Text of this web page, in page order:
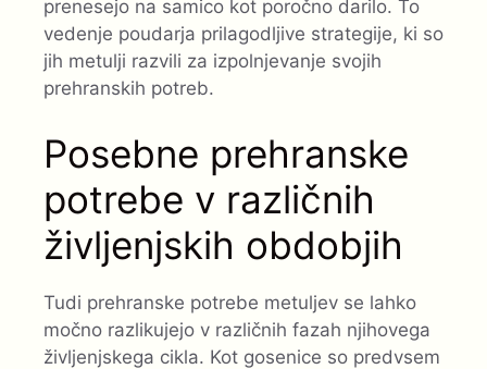
prenesejo na samico kot poročno darilo. To
vedenje poudarja prilagodljive strategije, ki so
jih metulji razvili za izpolnjevanje svojih
prehranskih potreb.
Posebne prehranske
potrebe v različnih
življenjskih obdobjih
Tudi prehranske potrebe metuljev se lahko
močno razlikujejo v različnih fazah njihovega
življenjskega cikla. Kot gosenice so predvsem